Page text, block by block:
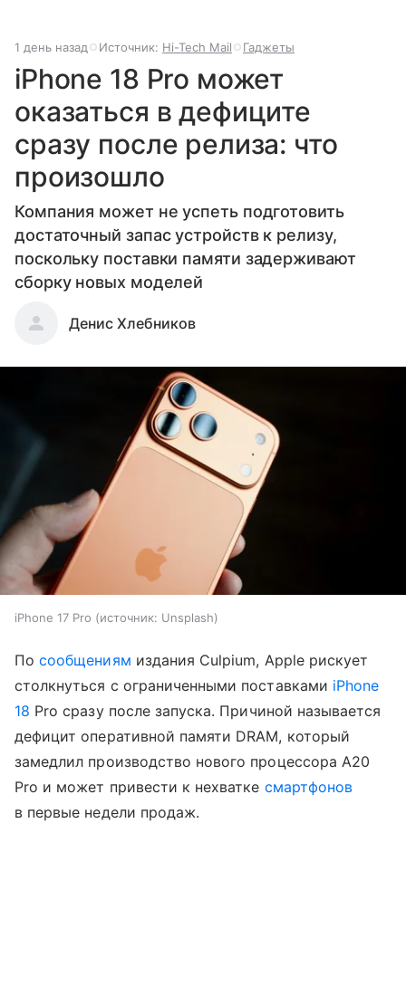
1 день назад Источник: Hi-Tech Mail Гаджеты
iPhone 18 Pro может
оказаться в дефиците
сразу после релиза: что
произошло
Компания может не успеть подготовить
достаточный запас устройств к релизу,
поскольку поставки памяти задерживают
сборку новых моделей
Денис Хлебников
iPhone 17 Pro источник: Unsplash
Посообщениям издания Culpium, Apple рискует
столкнуться с ограниченными поставками iPhone
18 Pro сразу после запуска. Причиной называется
дефицит оперативной памяти DRAM, который
замедлил производство нового процессора A20
Pro и может привести к нехватке смартфонов
в первые недели продаж.